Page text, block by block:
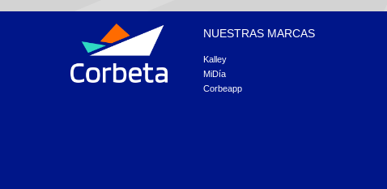
NUESTRAS MARCAS
Kalley
MiDía
Corbeapp